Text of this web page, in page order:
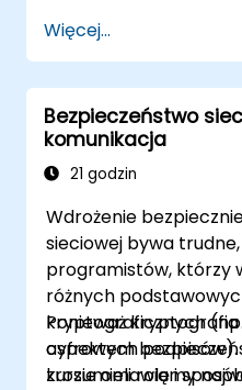
Więcej...
Bezpieczeństwo
komunikacja
21 godzin
Wdrożenie
sieciowej bywa
programistów, którzy
różnych
kryptograficznych
cyfrowych
zrozumieli rolę i
Ponieważ
aspektem
kursie omawiamy